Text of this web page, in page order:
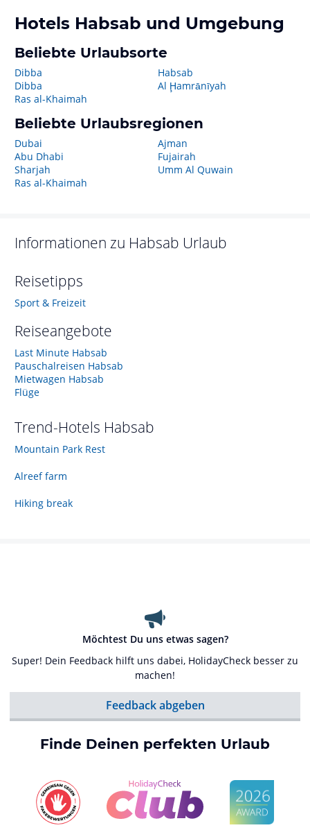
Hotels Habsab und Umgebung
Beliebte Urlaubsorte
Dibba
Dibba
Ras al-Khaimah
Habsab
Al Ḩamrānīyah
Beliebte Urlaubsregionen
Dubai
Abu Dhabi
Sharjah
Ras al-Khaimah
Ajman
Fujairah
Umm Al Quwain
Informationen zu Habsab Urlaub
Reisetipps
Sport & Freizeit
Reiseangebote
Last Minute Habsab
Pauschalreisen Habsab
Mietwagen Habsab
Flüge
Trend-Hotels Habsab
Mountain Park Rest
Alreef farm
Hiking break
Möchtest Du uns etwas sagen?
Super! Dein Feedback hilft uns dabei, HolidayCheck besser zu
machen!
Feedback abgeben
Finde Deinen perfekten Urlaub